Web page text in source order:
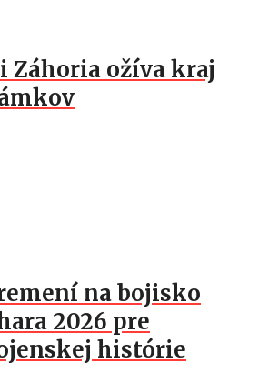
Záhoria ožíva kraj
na bojisko
2026 pre
histórie